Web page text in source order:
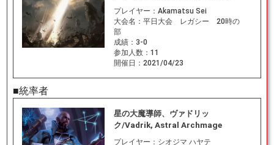
プレイヤー： Akamatsu Sei
大会名： 平日大会 レガシー 20時の
部
成績： 3-0
参加人数： 11
開催日： 2021/04/23
■統率者
星の大魔導師、ヴァドリッ
ク/Vadrik, Astral Archmage
プレイヤー： シオジマ ハヤテ